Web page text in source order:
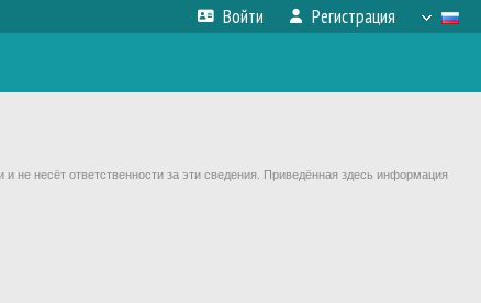
Войти Регистрация
не несёт ответственности за эти сведения. Приведённая здесь информация